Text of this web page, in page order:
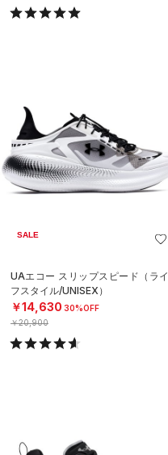
SALE
UAエコー スリップスピード（ライ
フスタイル/UNISEX）
￥14,630 30%OFF
￥20,900